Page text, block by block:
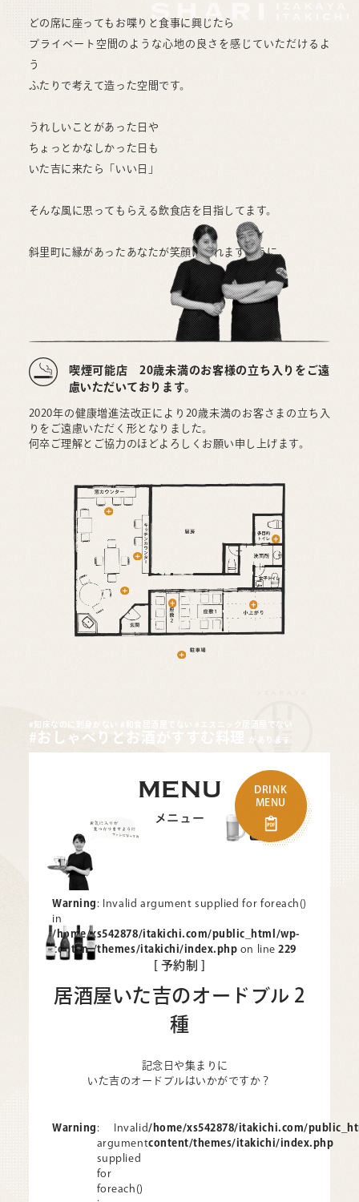
どの席に座ってもお喋りと食事に興じたら
プライベート空間のような心地の良さを感じていただけるよ
う
ふたりで考えて造った空間です。
うれしいことがあった日や
ちょっとかなしかった日も
いた吉に来たら「いい日」
そんな風に思ってもらえる飲食店を目指してます。
斜里町に縁があったあなたが笑顔になれますように。
喫煙可能店 20歳未満のお客様の立ち入りをご遠
慮いただいております。
2020年の健康増進法改正により20歳未満のお客さまの立ち入
りをご遠慮いただく形となりました。
何卒ご理解とご協力のほどよろしくお願い申し上げます。
#知床なのに刺身がない #和食居酒屋でない #エスニック居酒屋でない
#おしゃべりとお酒がすすむ料理 があります
DRINK
MENU
MENU
メニュー
Warning : Invalid argument supplied for foreach()
in
/home/xs542878/itakichi.com/public_html/wp-
content/themes/itakichi/index.php on line229
[ 予約制 ]
居酒屋いた吉のオードブル 2
種
記念日や集まりに
いた吉のオードブルはいかがですか？
Warning : Invalid
argument
supplied
for
foreach()
/home/xs542878/itakichi.com/
content/themes/itakichi/index.php